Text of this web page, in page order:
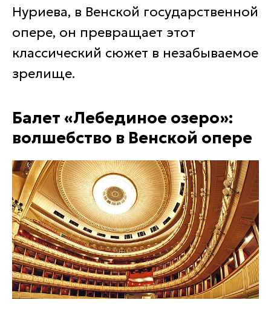
Нуриева, в Венской государственной
опере, он превращает этот
классический сюжет в незабываемое
зрелище.
Балет «Лебединое озеро»:
волшебство в Венской опере